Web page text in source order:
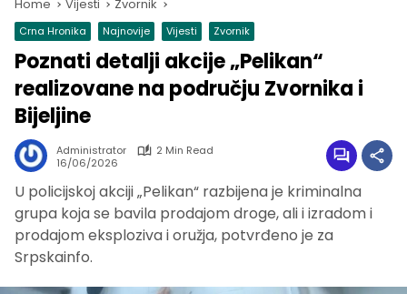
Home Vijesti Zvornik
Crna Hronika Najnovije Vijesti Zvornik
Poznati detalji akcije „Pelikan“
realizovane na području Zvornika i
Bijeljine
Administrator
2 Min Read
16/06/2026
U policijskoj akciji „Pelikan“ razbijena je kriminalna
grupa koja se bavila prodajom droge, ali i izradom i
prodajom eksploziva i oružja, potvrđeno je za
Srpskainfo.